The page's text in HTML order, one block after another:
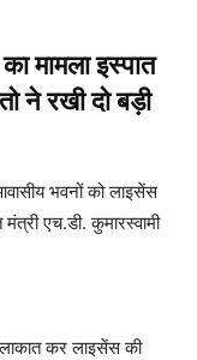
मामला इस्पात
ने रखी दो बड़ी
भवनों को लाइसेंस
एच.डी. कुमारस्वामी
कर लाइसेंस की